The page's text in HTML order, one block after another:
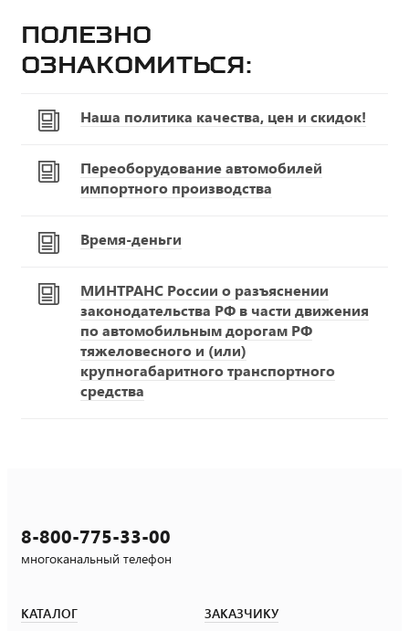
Полезно
ознакомиться:
Наша политика качества, цен и скидок!
Переоборудование автомобилей
импортного производства
Время-деньги
МИНТРАНС России о разъяснении
законодательства РФ в части движения
по автомобильным дорогам РФ
тяжеловесного и (или)
крупногабаритного транспортного
средства
8-800-775-33-00
многоканальный телефон
КАТАЛОГ ЗАКАЗЧИКУ